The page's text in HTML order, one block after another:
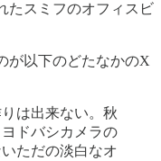
たスミフのオフィスビ
が以下のどたなかのX
は出来ない。秋
ドバシカメラの
ただの淡白なオ